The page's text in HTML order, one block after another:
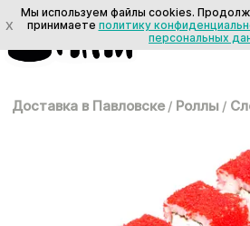
Доставка в Павловске / Роллы /
X
Мы используем файлы cookies.
принимаете политику
персональных